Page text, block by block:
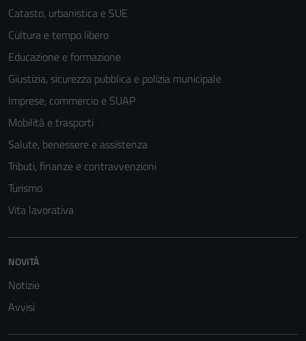
Catasto, urbanistica e SUE
Cultura e tempo libero
Educazione e formazione
Giustizia, sicurezza pubblica e polizia municipale
Imprese, commercio e SUAP
Mobilità e trasporti
Salute, benessere e assistenza
Tributi, finanze e contravvenzioni
Turismo
Vita lavorativa
NOVITÀ
Notizie
Avvisi